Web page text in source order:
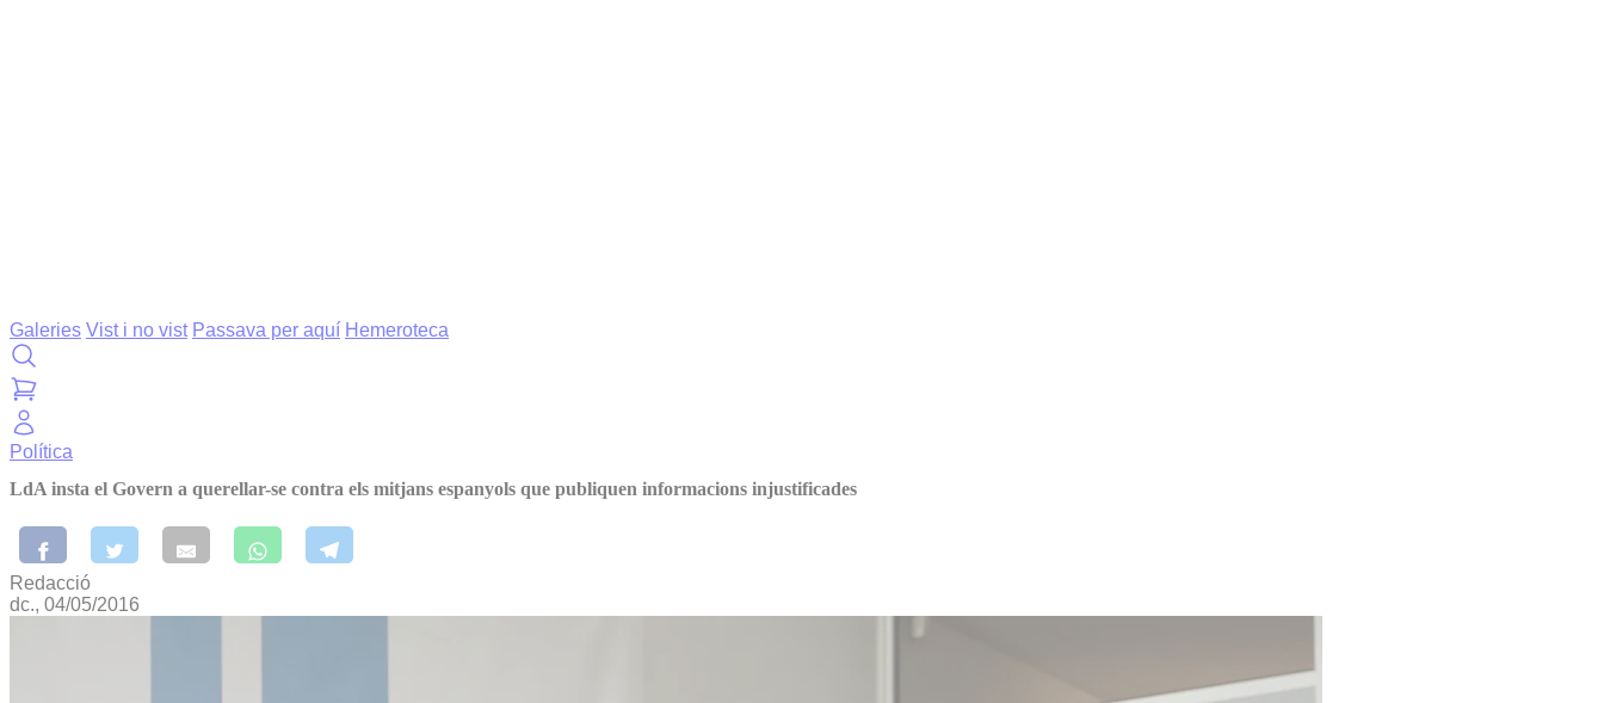
Galeries Vist i no vist Passava per aquí Hemeroteca
Política
LdA insta el Govern a querellar-se contra els mitjans espanyols que publiquen informacions injustificades
Redacció
dc., 04/05/2016